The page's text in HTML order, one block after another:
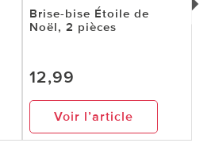
Brise-bise Étoile de
Noël, 2 pièces
12,99
Voir l’article